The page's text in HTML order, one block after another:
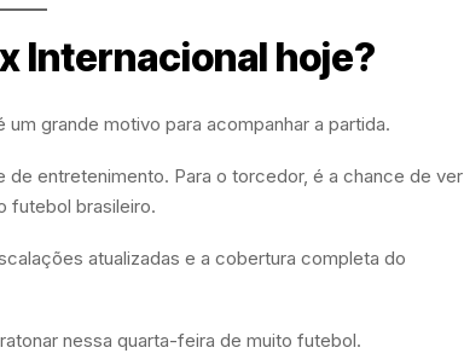
Internacional hoje?
um grande motivo para acompanhar a partida.
entretenimento. Para o torcedor, é a chance de ver
futebol brasileiro.
atualizadas e a cobertura completa do
nessa quarta-feira de muito futebol.